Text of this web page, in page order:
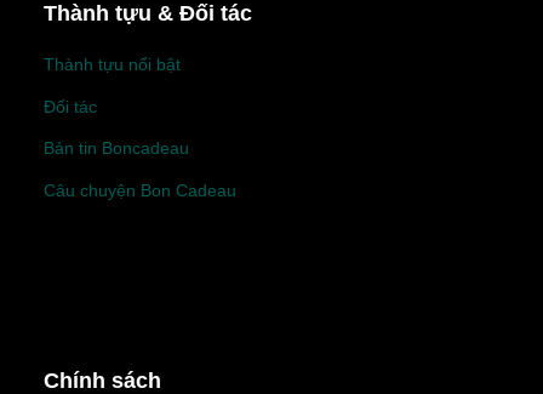
Thành tựu & Đối tác
Thành tựu nổi bật
Đối tác
Bản tin Boncadeau
Câu chuyện Bon Cadeau
Chính sách